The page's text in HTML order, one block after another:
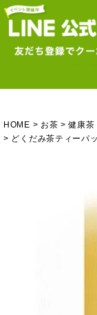
HOME お茶 健康茶
どくだみ茶ティーパ